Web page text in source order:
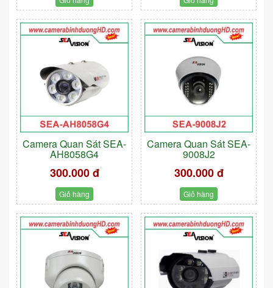
Camera Quan Sát SEA-
AH8058G4
300.000 đ
Giỏ hàng
Camera Quan Sát SEA-
9008J2
300.000 đ
Giỏ hàng